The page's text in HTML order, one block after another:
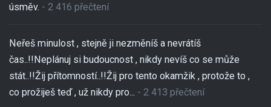
úsměv. - 2 416 přečtení
Neřeš minulost , stejně ji nezměníš a nevrátíš
čas..!!Neplánuj si budoucnost , nikdy nevíš co se může
stát..!!Žij přítomností..!!Žij pro tento okamžik , protože to ,
co prožiješ teď , už nikdy pro... - 2 413 přečtení